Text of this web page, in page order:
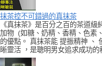
抹茶控不可錯過的真抹茶
《真抹茶》是百分之百的茶道
加物 (如糖、奶精、香精、色素
的優點。 真抹茶能 提振精神 、
晰靈活 ，是聰明男女追求成功的